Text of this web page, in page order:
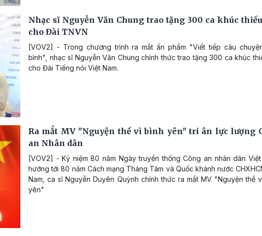
Nhạc sĩ Nguyễn Văn Chung trao tặng 300 ca khúc
cho Đài TNVN
[VOV2] - Trong chương trình ra mắt ấn phẩm "Viết tiếp câu
bình", nhạc sĩ Nguyễn Văn Chung chính thức trao tặng 300 ca khúc
cho Đài Tiếng nói Việt Nam.
Ra mắt MV "Nguyện thề vì bình yên" tri ân lực lượng
an Nhân dân
[VOV2] - Kỷ niệm 80 năm Ngày truyền thống Công an nhân dân Việt
hướng tới 80 năm Cách mạng Tháng Tám và Quốc khánh nước
Nam, ca sĩ Nguyễn Duyên Quỳnh chính thức ra mắt MV "Nguyện thề
yên"